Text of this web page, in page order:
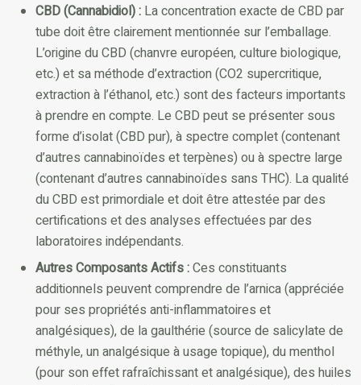
CBD (Cannabidiol) : La concentration exacte de CBD par
tube doit être clairement mentionnée sur l’emballage.
L’origine du CBD (chanvre européen, culture biologique,
etc.) et sa méthode d’extraction (CO2 supercritique,
extraction à l’éthanol, etc.) sont des facteurs importants
à prendre en compte. Le CBD peut se présenter sous
forme d’isolat (CBD pur), à spectre complet (contenant
d’autres cannabinoïdes et terpènes) ou à spectre large
(contenant d’autres cannabinoïdes sans THC). La qualité
du CBD est primordiale et doit être attestée par des
certifications et des analyses effectuées par des
laboratoires indépendants.
Autres Composants Actifs :Ces constituants
additionnels peuvent comprendre de l’arnica (appréciée
pour ses propriétés anti-inflammatoires et
analgésiques), de la gaulthérie (source de salicylate de
méthyle, un analgésique à usage topique), du menthol
(pour son effet rafraîchissant et analgésique), des huiles